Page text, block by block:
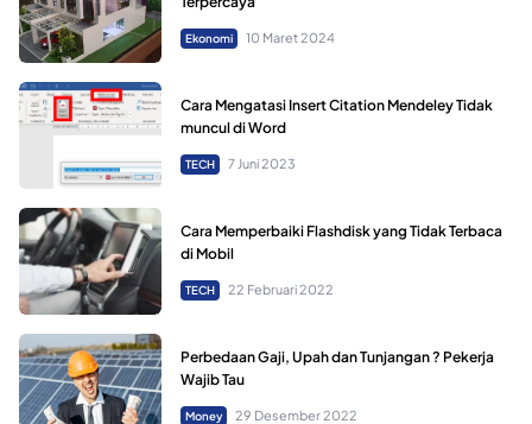
Ekonomi 10 Maret 2024
Cara Mengatasi Insert Citation Mendeley Tidak
muncul di Word
TECH 7 Juni 2023
Cara Memperbaiki Flashdisk yang Tidak Terbaca
di Mobil
TECH 22 Februari 2022
Perbedaan Gaji, Upah dan Tunjangan ? Pekerja
Wajib Tau
Money 29 Desember 2022